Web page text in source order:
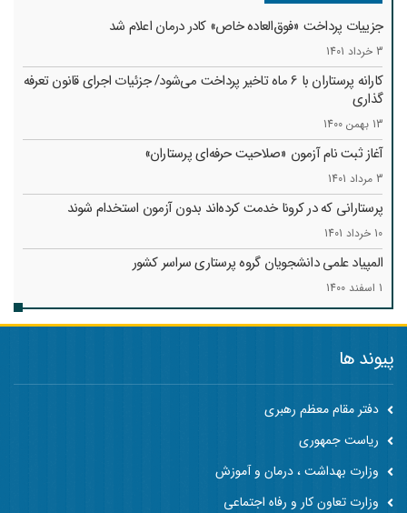
جزییات پرداخت «فوق‌العاده خاص» کادر درمان اعلام شد
3 خرداد 1401
کارانه‌ پرستاران با 6 ماه تاخیر پرداخت می‌شود/ جزئیات اجرای قانون تعرفه
گذاری
13 بهمن 1400
آغاز ثبت نام آزمون «صلاحیت حرفه‌ای پرستاران»
3 مرداد 1401
پرستارانی که در کرونا خدمت کرد‌ه‌اند بدون آزمون استخدام شوند
10 خرداد 1401
المپیاد علمی دانشجویان گروه پرستاری سراسر کشور
1 اسفند 1400
پیوند ها
دفتر مقام معظم رهبری
ریاست جمهوری
وزارت بهداشت ، درمان و آموزش
وزارت تعاون کار و رفاه اجتماعی